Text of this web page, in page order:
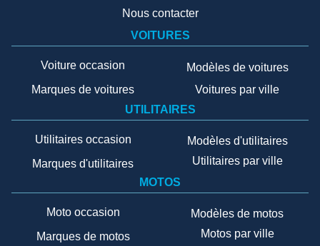
Nous contacter
VOITURES
Voiture occasion
Marques de voitures
Modèles de voitures
Voitures par ville
UTILITAIRES
Utilitaires occasion
Marques d'utilitaires
Modèles d'utilitaires
Utilitaires par ville
MOTOS
Moto occasion
Marques de motos
Modèles de motos
Motos par ville